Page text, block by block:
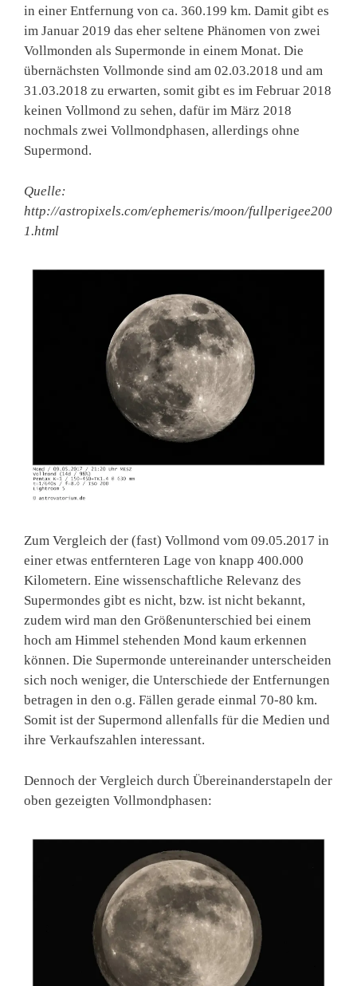
in einer Entfernung von ca. 360.199 km. Damit gibt es
im Januar 2019 das eher seltene Phänomen von zwei
Vollmonden als Supermonde in einem Monat. Die
übernächsten Vollmonde sind am 02.03.2018 und am
31.03.2018 zu erwarten, somit gibt es im Februar 2018
keinen Vollmond zu sehen, dafür im März 2018
nochmals zwei Vollmondphasen, allerdings ohne
Supermond.
Quelle:
http://astropixels.com/ephemeris/moon/fullperigee200
1.html
Zum Vergleich der (fast) Vollmond vom 09.05.2017 in
einer etwas entfernteren Lage von knapp 400.000
Kilometern. Eine wissenschaftliche Relevanz des
Supermondes gibt es nicht, bzw. ist nicht bekannt,
zudem wird man den Größenunterschied bei einem
hoch am Himmel stehenden Mond kaum erkennen
können. Die Supermonde untereinander unterscheiden
sich noch weniger, die Unterschiede der Entfernungen
betragen in den o.g. Fällen gerade einmal 70-80 km.
Somit ist der Supermond allenfalls für die Medien und
ihre Verkaufszahlen interessant.
Dennoch der Vergleich durch Übereinanderstapeln der
oben gezeigten Vollmondphasen: